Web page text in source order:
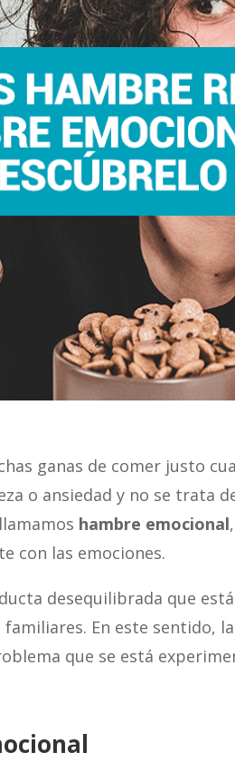
ganas de comer justo
o ansiedad y no se trata
hambre emocional
con las emociones.
desequilibrada que
En este sentido,
que se está